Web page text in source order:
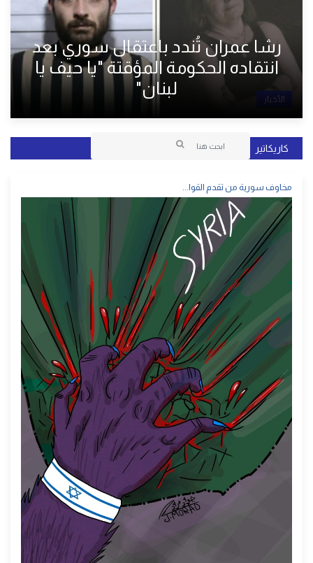
الأخبار
رشا عمران تُندد باعتقال سوري بعد
انتقاده الحكومة المؤقتة "يا حيف يا
لبنان"
كاريكاتير
مخاوف سورية من تقدم القوا...